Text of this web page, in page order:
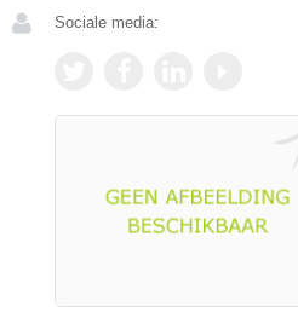
Sociale media: